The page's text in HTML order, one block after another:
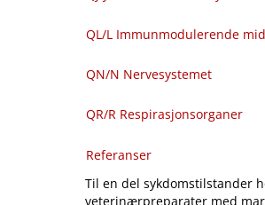
QL​/​L Immunmodulerende
QN​/​N Nervesystemet
QR​/​R Respirasjonsorganer
Referanser
Til en del sykdomstilstander
veterinærpreparater med